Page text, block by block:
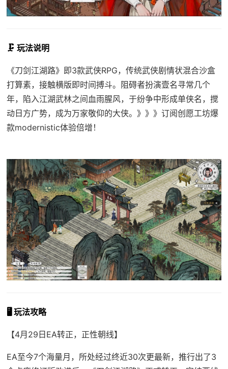
🗜️ 玩法说明
《刀剑江湖路》即3款武侠RPG，传统武侠剧情状混合沙盒
打算素，接触横版即时间搏斗。阻碍者扮演壹名寻常几个
年，陷入江湖武林之间血雨腥风，于纷争中形成单侠名，搅
动日方广势，成为万家敬仰的大侠。》》》订阅创愿工坊爆
款modernistic体验倍增！
🖥️ 玩法攻略
【4月29日EA转正，正性朝线】
EA至今7个海量月，所处经过终近30次更最新，推行出了3